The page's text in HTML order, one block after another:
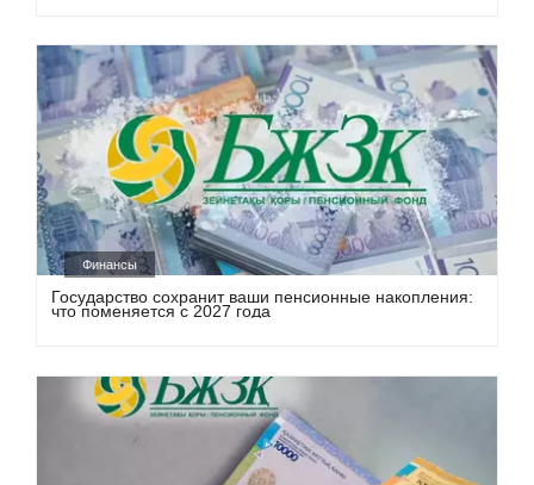
Финансы
Государство сохранит ваши пенсионные накопления:
что поменяется с 2027 года